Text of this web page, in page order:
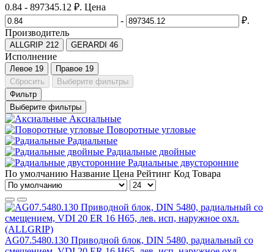
0.84 - 897345.12 ₽. Цена
-
₽.
Производитель
ALLGRIP 212 GERARDI 46
Исполнение
Левое 19 Правое 19
Сбросить
Выберите фильтры
Фильтр
Выберите фильтры
Аксиальные
Поворотные угловые
Радиальные
Радиальные двойные
Радиальные двусторонние
По умолчанию Название Цена Рейтинг Код Товара
AG07.5480.130 Приводной блок, DIN 5480, радиальный со